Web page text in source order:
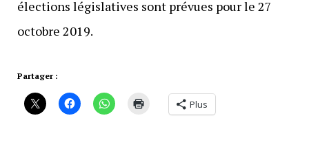
élections législatives sont prévues pour le 27
octobre 2019.
Partager :
Plus